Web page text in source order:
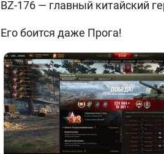
BZ-176 — главный китайский
Его боится даже Прога!